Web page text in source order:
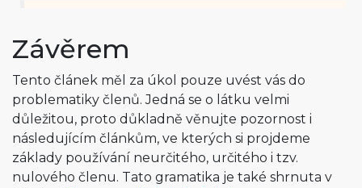
Závěrem
Tento článek měl za úkol pouze uvést vás do
problematiky členů. Jedná se o látku velmi
důležitou, proto důkladně věnujte pozornost i
následujícím článkům, ve kterých si projdeme
základy používání neurčitého, určitého i tzv.
nulového členu. Tato gramatika je také shrnuta v